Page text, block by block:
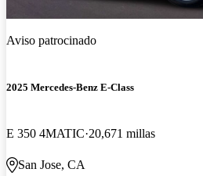
Aviso patrocinado
2025 Mercedes-Benz E-Class
E 350 4MATIC 20,671 millas
San Jose, CA